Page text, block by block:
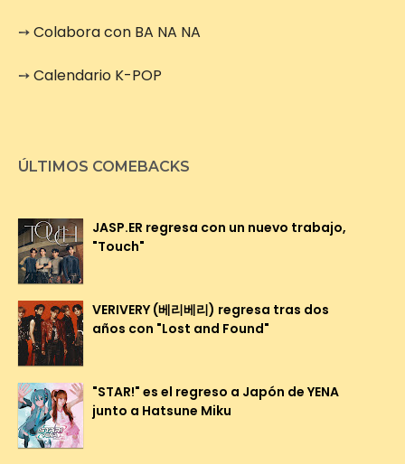
➙Colabora con BA NA NA
➙Calendario K-POP
ÚLTIMOS COMEBACKS
JASP.ER regresa con un nuevo trabajo,
"Touch"
VERIVERY (베리베리) regresa tras dos
años con "Lost and Found"
"STAR!" es el regreso a Japón de YENA
junto a Hatsune Miku